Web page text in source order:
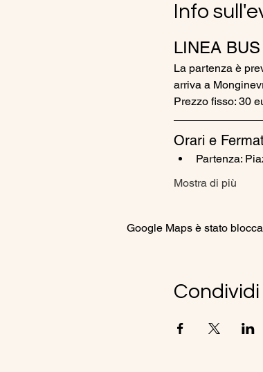
Info
LINEA
La partenza è
arriva a
Prezzo fisso: 30
Orari e
Partenza:
Mostra di più
Google Maps è stato